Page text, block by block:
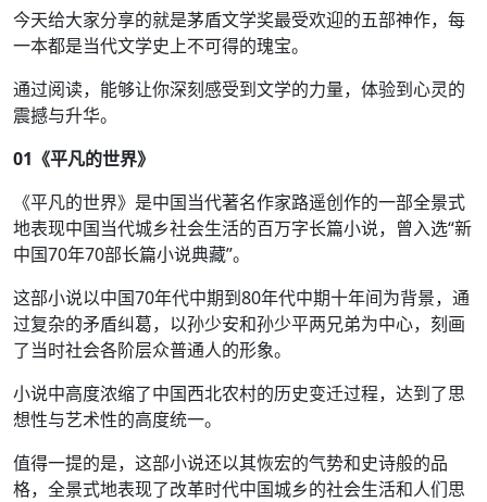
今天给大家分享的就是茅盾文学奖最受欢迎的五部神作，每
一本都是当代文学史上不可得的瑰宝。
通过阅读，能够让你深刻感受到文学的力量，体验到心灵的
震撼与升华。
01 《平凡的世界》
《平凡的世界》是中国当代著名作家路遥创作的一部全景式
地表现中国当代城乡社会生活的百万字长篇小说，曾入选“新
中国70年70部长篇小说典藏”。
这部小说以中国70年代中期到80年代中期十年间为背景，通
过复杂的矛盾纠葛，以孙少安和孙少平两兄弟为中心，刻画
了当时社会各阶层众普通人的形象。
小说中高度浓缩了中国西北农村的历史变迁过程，达到了思
想性与艺术性的高度统一。
值得一提的是，这部小说还以其恢宏的气势和史诗般的品
格，全景式地表现了改革时代中国城乡的社会生活和人们思